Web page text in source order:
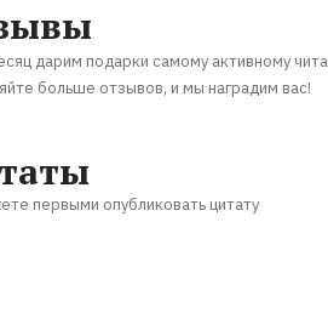
дарим подарки самому активному
больше отзывов, и мы наградим вас!
первыми опубликовать цитату